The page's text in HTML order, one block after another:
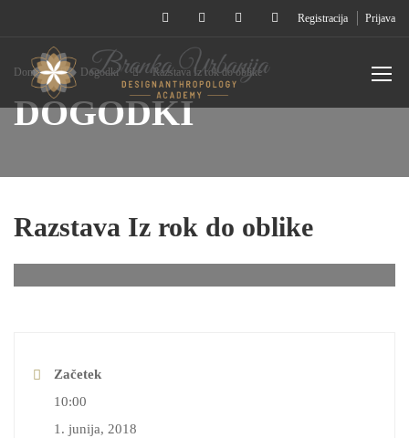
Registracija Prijava
Domov Dogodki Razstava Iz rok do oblike
DOGODKI
Razstava Iz rok do oblike
Začetek
10:00
1. junija, 2018